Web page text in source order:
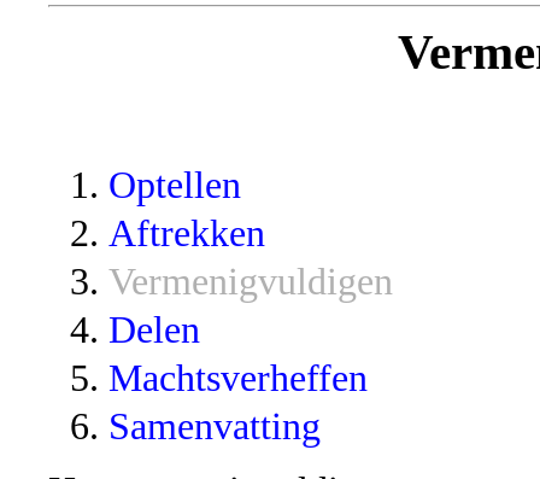
Optellen
Aftrekken
Vermenigvuldigen
Delen
Machtsverheffen
Samenvatting